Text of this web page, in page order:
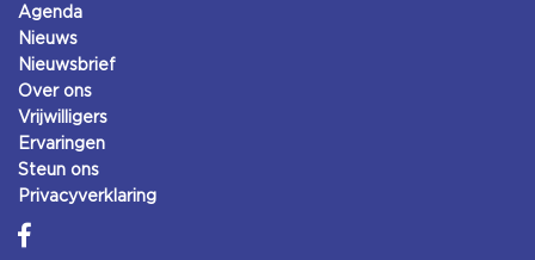
Agenda
Nieuws
Nieuwsbrief
Over ons
Vrijwilligers
Ervaringen
Steun ons
Privacyverklaring